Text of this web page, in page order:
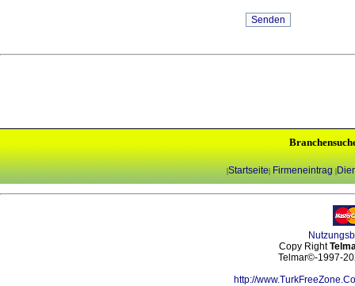
|Startseite| Firmeneintrag |
Copy Right
Telmar©-1997-
http://